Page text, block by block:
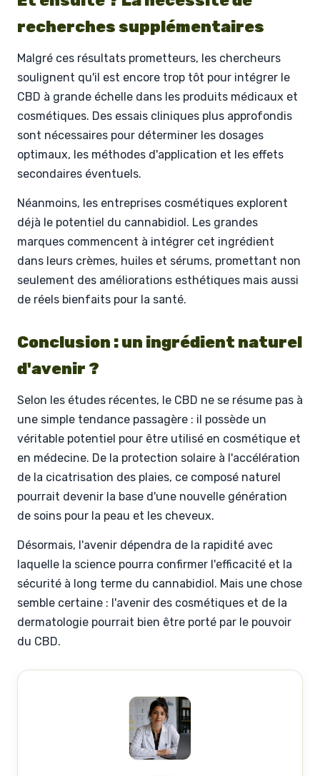
recherches supplémentaires
Malgré ces résultats prometteurs, les chercheurs
soulignent qu'il est encore trop tôt pour intégrer le
CBD à grande échelle dans les produits médicaux et
cosmétiques. Des essais cliniques plus approfondis
sont nécessaires pour déterminer les dosages
optimaux, les méthodes d'application et les effets
secondaires éventuels.
Néanmoins, les entreprises cosmétiques explorent
déjà le potentiel du cannabidiol. Les grandes
marques commencent à intégrer cet ingrédient
dans leurs crèmes, huiles et sérums, promettant non
seulement des améliorations esthétiques mais aussi
de réels bienfaits pour la santé.
Conclusion : un ingrédient naturel
d'avenir ?
Selon les études récentes, le CBD ne se résume pas à
une simple tendance passagère : il possède un
véritable potentiel pour être utilisé en cosmétique et
en médecine. De la protection solaire à l'accélération
de la cicatrisation des plaies, ce composé naturel
pourrait devenir la base d'une nouvelle génération
de soins pour la peau et les cheveux.
Désormais, l'avenir dépendra de la rapidité avec
laquelle la science pourra confirmer l'efficacité et la
sécurité à long terme du cannabidiol. Mais une chose
semble certaine : l'avenir des cosmétiques et de la
dermatologie pourrait bien être porté par le pouvoir
du CBD.